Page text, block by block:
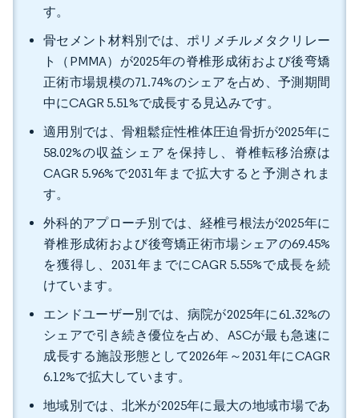
す。
骨セメント材料別では、ポリメチルメタクリレー
ト（PMMA）が2025年の脊椎形成術および後弯矯
正術市場規模の71.74%のシェアを占め、予測期間
中にCAGR 5.51%で成長する見込みです。
適用別では、骨粗鬆症性椎体圧迫骨折が2025年に
58.02%の収益シェアを保持し、脊椎転移治療は
CAGR 5.96%で2031年まで拡大すると予測されま
す。
外科的アプローチ別では、経椎弓根法が2025年に
脊椎形成術および後弯矯正術市場シェアの69.45%
を獲得し、2031年までにCAGR 5.55%で成長を続
けています。
エンドユーザー別では、病院が2025年に61.32%の
シェアで引き続き優位を占め、ASCが最も急速に
成長する施設形態として2026年～2031年にCAGR
6.12%で拡大しています。
地域別では、北米が2025年に最大の地域市場であ